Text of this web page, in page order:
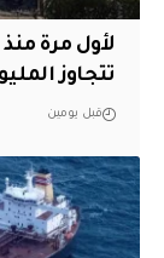
لأول مرة
تتجاوز
قبل يومين